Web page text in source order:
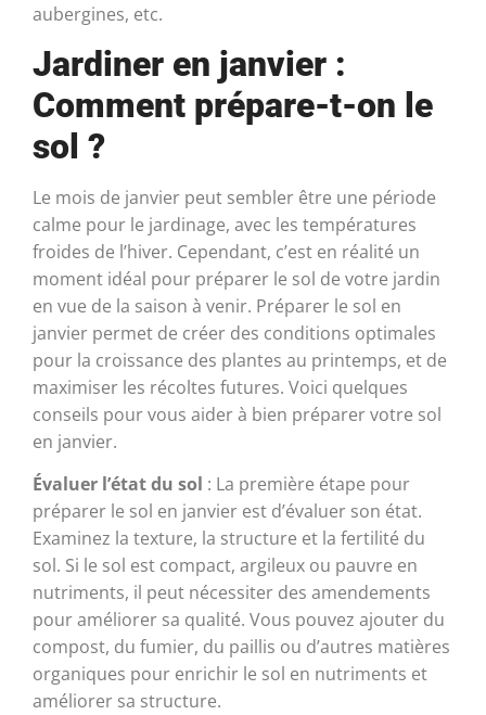
aubergines, etc.
Jardiner en janvier :
Comment prépare-t-on le
sol ?
Le mois de janvier peut sembler être une période
calme pour le jardinage, avec les températures
froides de l’hiver. Cependant, c’est en réalité un
moment idéal pour préparer le sol de votre jardin
en vue de la saison à venir. Préparer le sol en
janvier permet de créer des conditions optimales
pour la croissance des plantes au printemps, et de
maximiser les récoltes futures. Voici quelques
conseils pour vous aider à bien préparer votre sol
en janvier.
Évaluer l’état du sol : La première étape pour
préparer le sol en janvier est d’évaluer son état.
Examinez la texture, la structure et la fertilité du
sol. Si le sol est compact, argileux ou pauvre en
nutriments, il peut nécessiter des amendements
pour améliorer sa qualité. Vous pouvez ajouter du
compost, du fumier, du paillis ou d’autres matières
organiques pour enrichir le sol en nutriments et
améliorer sa structure.